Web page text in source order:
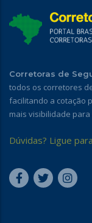
Corretoras de
todos os corretores
facilitando a cotação
mais visibilidade
Dúvidas? Ligue para